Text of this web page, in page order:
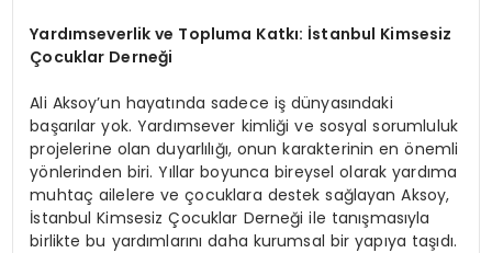
Yardımseverlik ve Topluma Katkı: İstanbul Kimsesiz
Çocuklar Derneği
Ali Aksoy’un hayatında sadece iş dünyasındaki
başarılar yok. Yardımsever kimliği ve sosyal sorumluluk
projelerine olan duyarlılığı, onun karakterinin en önemli
yönlerinden biri. Yıllar boyunca bireysel olarak yardıma
muhtaç ailelere ve çocuklara destek sağlayan Aksoy,
İstanbul Kimsesiz Çocuklar Derneği ile tanışmasıyla
birlikte bu yardımlarını daha kurumsal bir yapıya taşıdı.